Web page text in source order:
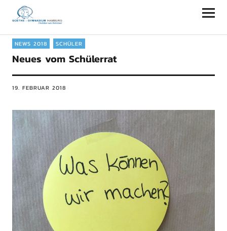
Goethe-Gymnasium Hamburg
NEWS 2018 SCHÜLER
Neues vom Schülerrat
19. FEBRUAR 2018